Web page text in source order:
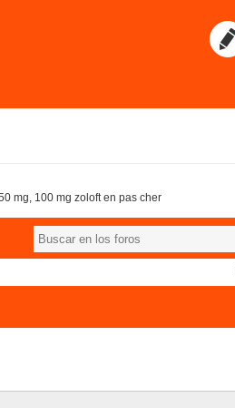
mg, 100 mg zoloft en pas cher